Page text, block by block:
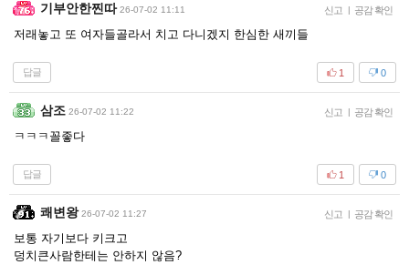
기부안한찐따 26-07-02 11:11 신고 | 공감 확인
저래놓고 또 여자들골라서 치고 다니겠지 한심한 새끼들
답글 0
1
삼조 26-07-02 11:22 신고 | 공감 확인
ㅋㅋㅋ꼴좋다
답글 0
1
쾌변왕 26-07-02 11:27 신고 | 공감 확인
보통 자기보다 키크고
덩치큰사람한테는 안하지 않음?